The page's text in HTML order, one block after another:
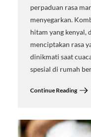
perpaduan rasa
menyegarkan.
hitam yang kenyal,
menciptakan rasa
dinikmati saat
spesial di rumah
Continue Reading